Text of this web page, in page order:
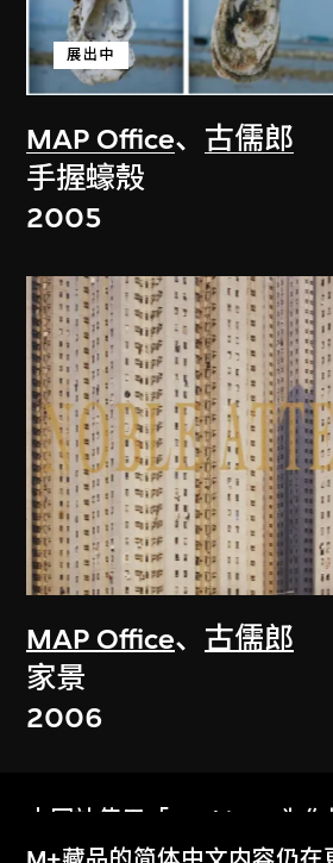
MAP Office、 古儒郎
展出中
手握蠔殼
2005
MAP Office、 古儒郎
家景
2006
本网站使用「Cookies」为